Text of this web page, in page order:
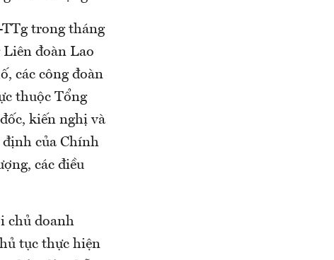
trong tháng
đoàn Lao
các công đoàn
thuộc Tổng
kiến nghị và
định của Chính
các điều
chủ doanh
tục thực hiện